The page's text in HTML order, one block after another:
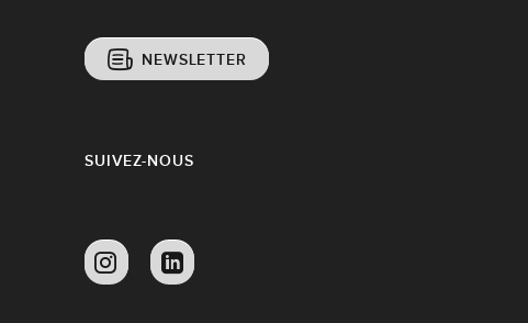
NEWSLETTER
SUIVEZ-NOUS